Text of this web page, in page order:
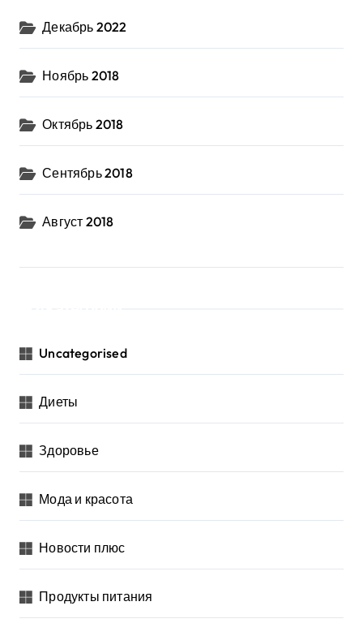
Декабрь 2022
Ноябрь 2018
Октябрь 2018
Сентябрь 2018
Август 2018
Uncategorised
Диеты
Здоровье
Мода и красота
Новости плюс
Продукты питания